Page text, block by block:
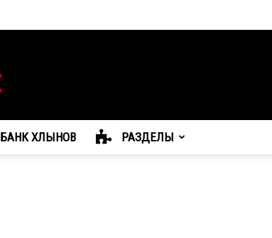
БАНК ХЛЫНОВ РАЗДЕЛЫ